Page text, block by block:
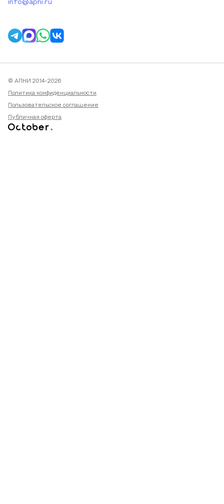
info@apni.ru
© АПНИ 2014-2026
Политика конфиденциальности
Пользовательское соглашение
Публичная оферта